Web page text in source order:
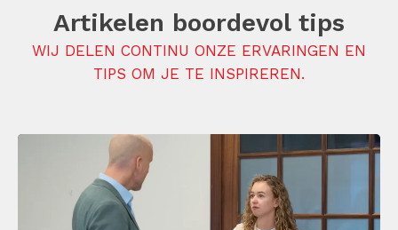
Artikelen boordevol tips
WIJ DELEN CONTINU ONZE ERVARINGEN EN
TIPS OM JE TE INSPIREREN.